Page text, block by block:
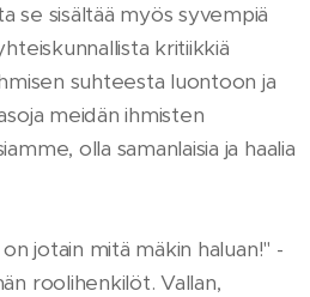
se sisältää myös syvempiä
kritiikkiä
suhteesta luontoon ja
meidän ihmisten
olla samanlaisia ja haalia
jotain mitä mäkin haluan!" -
roolihenkilöt. Vallan,